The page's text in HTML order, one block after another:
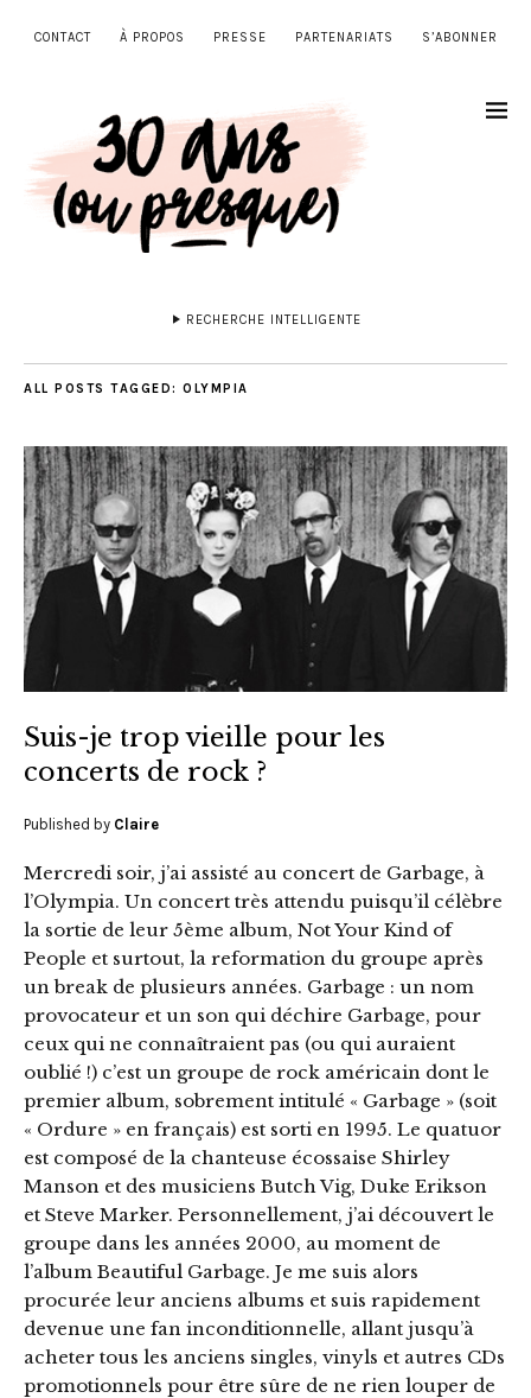
CONTACT À PROPOS PRESSE PARTENARIATS S’ABONNER
RECHERCHE INTELLIGENTE
ALL POSTS TAGGED: OLYMPIA
Suis-je trop vieille pour les
concerts de rock ?
Published by Claire
Mercredi soir, j’ai assisté au concert de Garbage, à
l’Olympia. Un concert très attendu puisqu’il célèbre
la sortie de leur 5ème album, Not Your Kind of
People et surtout, la reformation du groupe après
un break de plusieurs années. Garbage : un nom
provocateur et un son qui déchire Garbage, pour
ceux qui ne connaîtraient pas (ou qui auraient
oublié !) c’est un groupe de rock américain dont le
premier album, sobrement intitulé « Garbage » (soit
« Ordure » en français) est sorti en 1995. Le quatuor
est composé de la chanteuse écossaise Shirley
Manson et des musiciens Butch Vig, Duke Erikson
et Steve Marker. Personnellement, j’ai découvert le
groupe dans les années 2000, au moment de
l’album Beautiful Garbage. Je me suis alors
procurée leur anciens albums et suis rapidement
devenue une fan inconditionnelle, allant jusqu’à
acheter tous les anciens singles, vinyls et autres CDs
promotionnels pour être sûre de ne rien louper de